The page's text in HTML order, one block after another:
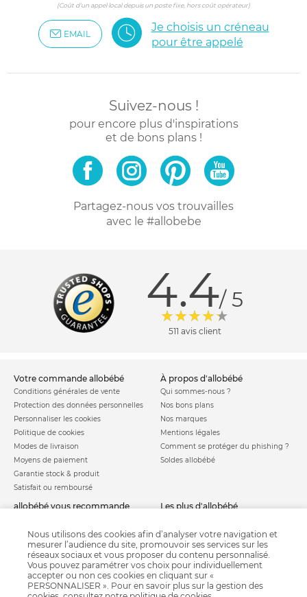
(Coût d'un appel local depuis un poste fixe, hors coût opérateur)
EMAIL
Je choisis un créneau
pour être appelé
Suivez-nous !
pour encore plus d'inspirations
et de bons plans !
Partagez-nous vos trouvailles
avec le #allobebe
4.4/ 5
511 avis client
votre commande allobébé
Conditions générales de vente
Protection des données personnelles
Personnaliser les cookies
Politique de cookies
Modes de livraison
Moyens de paiement
Garantie stock & produit
Satisfait ou remboursé
à propos d'allobébé
Qui sommes-nous ?
Nos bons plans
Nos marques
Mentions légales
Comment se protéger du phishing ?
Soldes allobébé
allobébé vous recommande
Nos labels
Nos licences
Besoin d'aide ?
FAQ
les plus d'allobébé
Infos conseils
Jeux concours
Valise de maternité
Parrainage
Paiement sécurisé
Nous utilisons des cookies afin d’analyser votre navigation et
mesurer l’audience du site, promouvoir ses services sur les
réseaux sociaux et vous proposer du contenu personnalisé.
Vous pouvez paramétrer vos choix pour individuellement
accepter ou non ces cookies en cliquant sur «
PERSONNALISER ». Pour en savoir plus sur la gestion des